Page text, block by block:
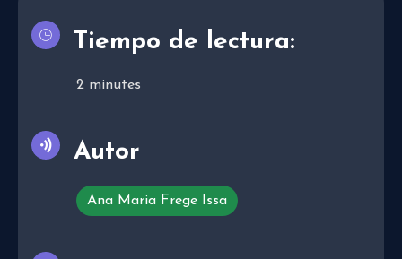
Tiempo de lectura:
2 minutes
Autor
Ana Maria Frege Issa